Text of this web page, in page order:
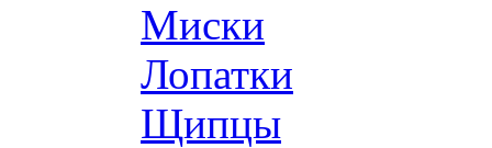
Миски
Лопатки
Щипцы